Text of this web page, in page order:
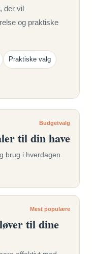
der vil
og praktiske
Praktiske valg
Budgetvalg
til din have
brug i hverdagen.
Mest populære
til dine